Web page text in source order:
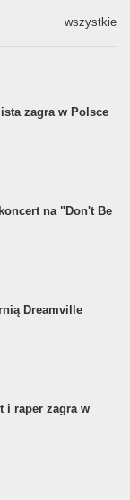
wszystkie
zagra w Polsce
na "Don't Be
Dreamville
i raper zagra w